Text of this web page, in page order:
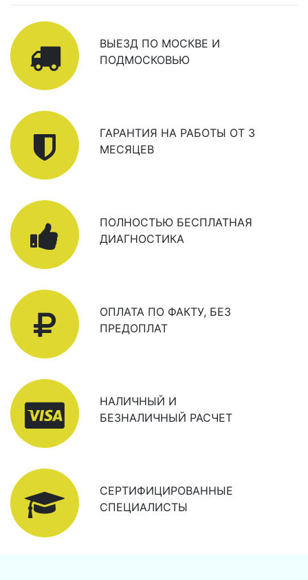
ВЫЕЗД ПО МОСКВЕ И
ПОДМОСКОВЬЮ
ГАРАНТИЯ НА РАБОТЫ ОТ 3
МЕСЯЦЕВ
ПОЛНОСТЬЮ БЕСПЛАТНАЯ
ДИАГНОСТИКА
ОПЛАТА ПО ФАКТУ, БЕЗ
ПРЕДОПЛАТ
НАЛИЧНЫЙ И
БЕЗНАЛИЧНЫЙ РАСЧЕТ
СЕРТИФИЦИРОВАННЫЕ
СПЕЦИАЛИСТЫ